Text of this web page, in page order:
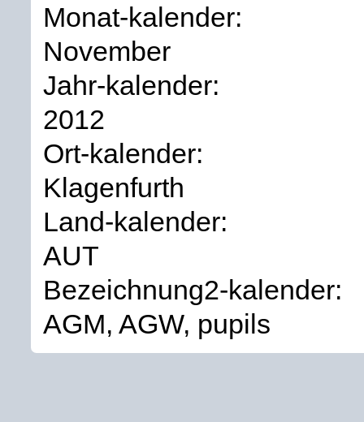
Monat-kalender:
November
Jahr-kalender:
2012
Ort-kalender:
Klagenfurth
Land-kalender:
AUT
Bezeichnung2-kalender:
AGM, AGW, pupils